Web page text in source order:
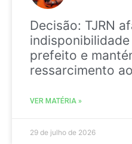
Decisão: TJRN
prefeito e
ressarcimento
VER MATÉRIA »
29 de julho de 2026